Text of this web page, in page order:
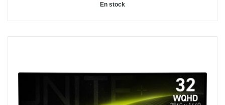
En stock